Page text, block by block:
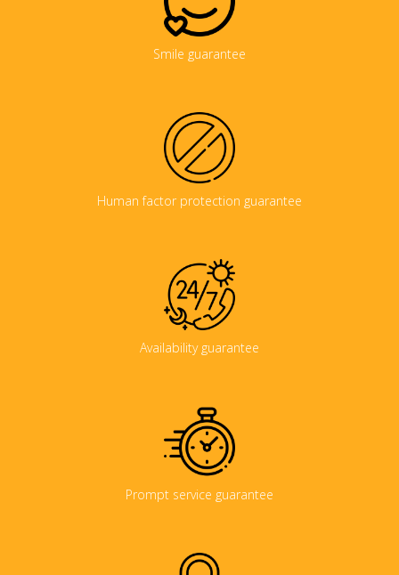
Smile guarantee
Human factor protection guarantee
Availability guarantee
Prompt service guarantee